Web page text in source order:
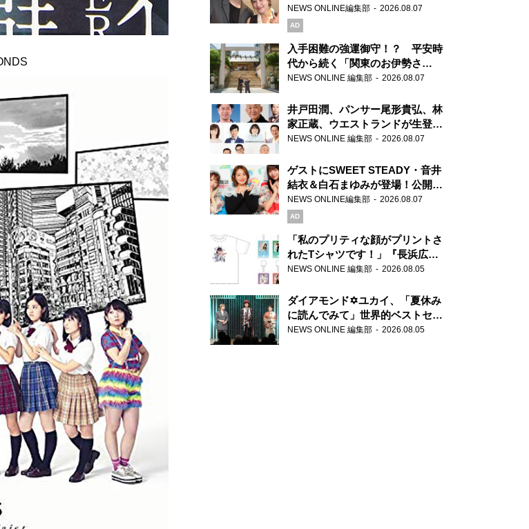
NEWS ONLINE編集部 2026.08.07
AD
入手困難の強運御守！？ 平安時
代から続く「関東のお伊勢さ
ま」、芝大神宮にてランパンプス
NEWS ONLINE 編集部 2026.08.07
井戸田潤、パンサー尾形貴弘、林
家正蔵、ウエストランドが生登
場！『ラジオビバリー昼ズ』
NEWS ONLINE 編集部 2026.08.07
ゲストにSWEET STEADY・音井
結衣＆白石まゆみが登場！公開収
録で素顔全開！
NEWS ONLINE編集部 2026.08.07
AD
「私のプリティな顔がプリントさ
れたTシャツです！」『長浜広奈
天下無双』初の番組グッズ発売
NEWS ONLINE 編集部 2026.08.05
ダイアモンド✡ユカイ、「夏休み
に読んでみて」世界的ベストセラ
ー『アナスタシア』を紹介
NEWS ONLINE 編集部 2026.08.05